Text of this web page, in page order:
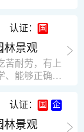
认证：
林景观
苦耐劳，有上
、能够正确对
独立能力强，
誉感。做事认
承山大扎
认证：
林景观